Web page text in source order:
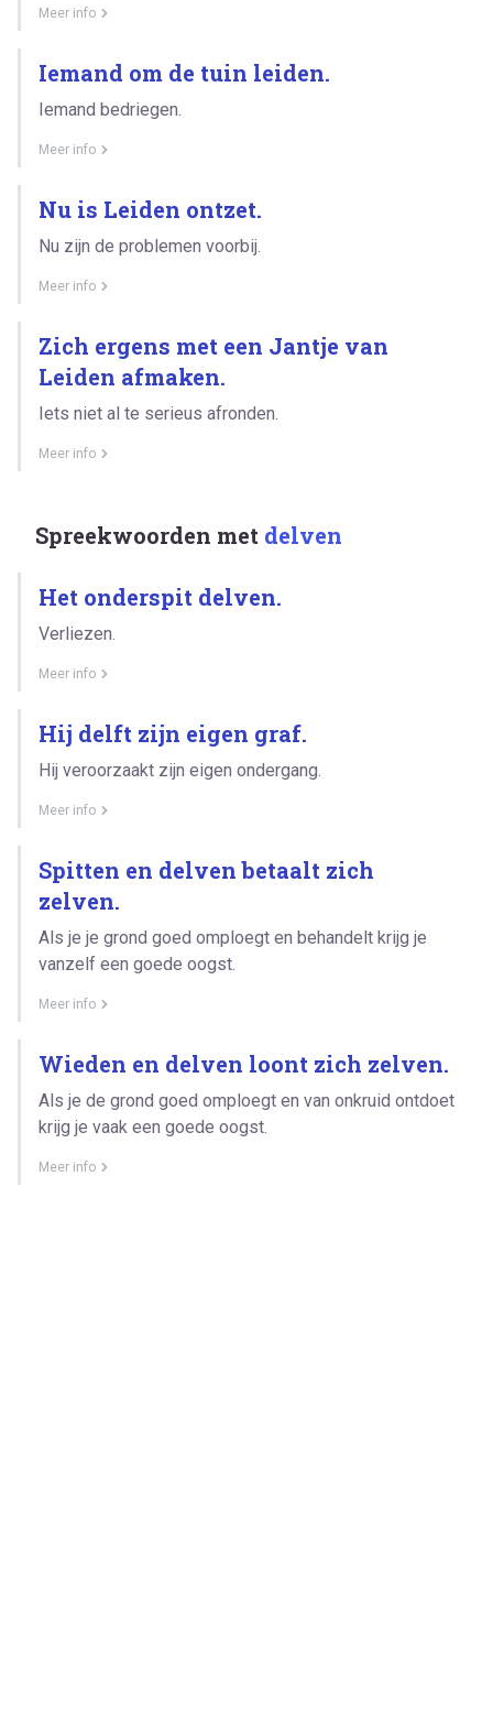
Meer info
Iemand om de tuin leiden.
Iemand bedriegen.
Meer info
Nu is Leiden ontzet.
Nu zijn de problemen voorbij.
Meer info
Zich ergens met een Jantje van
Leiden afmaken.
Iets niet al te serieus afronden.
Meer info
Spreekwoorden met delven
Het onderspit delven.
Verliezen.
Meer info
Hij delft zijn eigen graf.
Hij veroorzaakt zijn eigen ondergang.
Meer info
Spitten en delven betaalt zich
zelven.
Als je je grond goed omploegt en behandelt krijg je
vanzelf een goede oogst.
Meer info
Wieden en delven loont zich zelven.
Als je de grond goed omploegt en van onkruid ontdoet
krijg je vaak een goede oogst.
Meer info